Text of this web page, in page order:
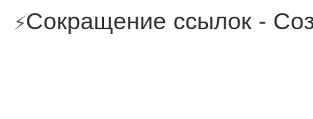
⚡Сокращение ссылок -